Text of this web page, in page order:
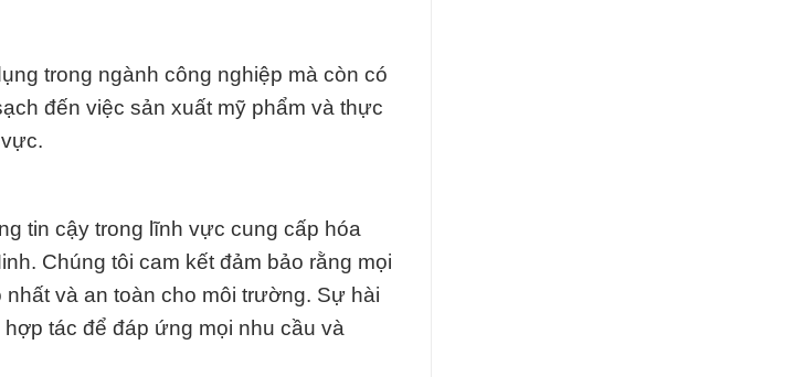
trong ngành công nghiệp mà còn có
đến việc sản xuất mỹ phẩm và thực
tin cậy trong lĩnh vực cung cấp hóa
Chúng tôi cam kết đảm bảo rằng mọi
và an toàn cho môi trường. Sự hài
tác để đáp ứng mọi nhu cầu và